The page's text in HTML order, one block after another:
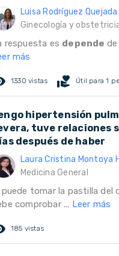
Luisa Rodríguez Quejada
Ginecología y
respuesta es depende de
más
1330 vistas volunteer_activism Útil para 1
hipertensión
tuve relaciones
después de haber
Laura Cristina Montoya
Medicina General
puede tomar la pastilla del
comprobar ... Leer más
185 vistas